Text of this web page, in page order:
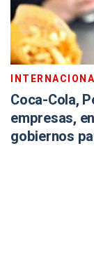
Coca-Cola,
empresas,
gobiernos